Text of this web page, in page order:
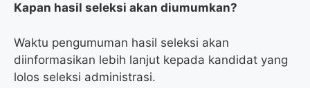
Kapan hasil seleksi akan diumumkan?
Waktu pengumuman hasil seleksi akan
diinformasikan lebih lanjut kepada kandidat yang
lolos seleksi administrasi.